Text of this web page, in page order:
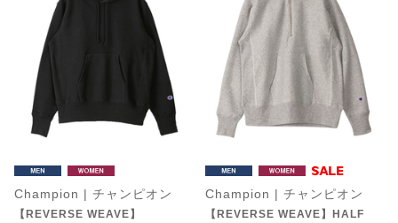
Champion | チャンピオン
【REVERSE WEAVE】
Champion | チャンピオン
【REVERSE WEAVE】HALF